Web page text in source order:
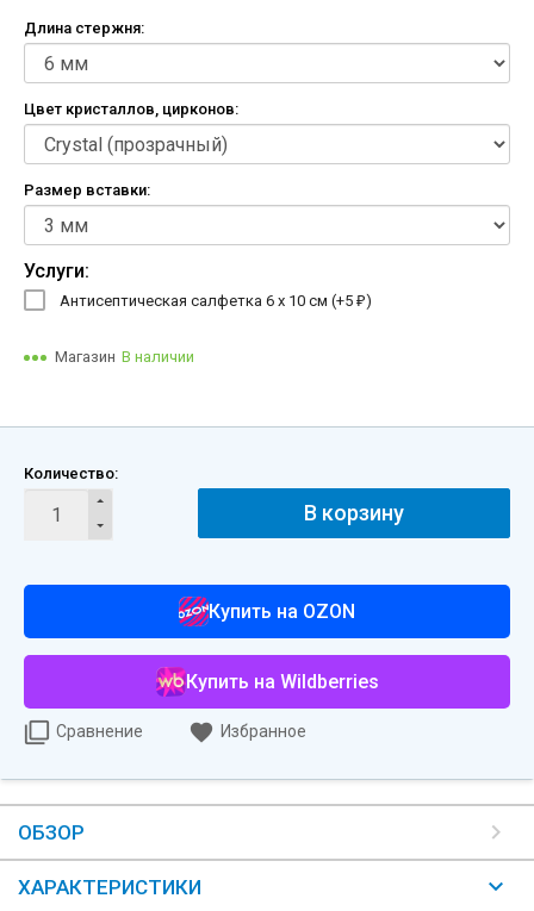
Длина стержня:
Цвет кристаллов, цирконов:
Размер вставки:
Услуги:
Антисептическая салфетка 6 х 10 см (+5 ₽)
Магазин В наличии
Количество:
В корзину
Купить на OZON
Купить на Wildberries
Сравнение Избранное
ОБЗОР
ХАРАКТЕРИСТИКИ